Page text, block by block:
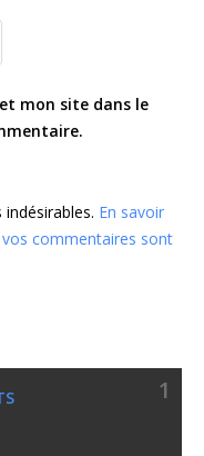
mon site dans le
En savoir
commentaires sont
1